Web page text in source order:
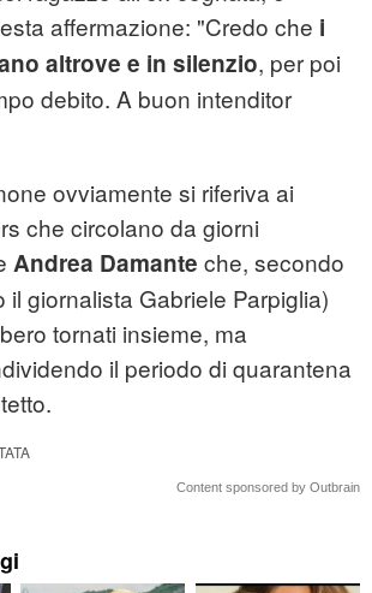
affermazione: "Credo che i
altrove e in silenzio, per poi
debito. A buon intenditor
ovviamente si riferiva ai
che circolano da giorni
Andrea Damante che, secondo
il giornalista Gabriele Parpiglia)
tornati insieme, ma
il periodo di quarantena
Content sponsored by Outbrain